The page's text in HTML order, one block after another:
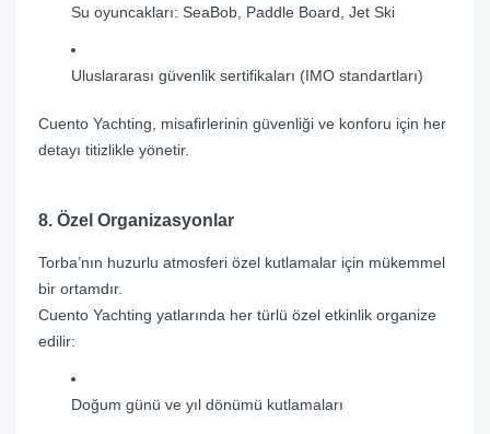
Su oyuncakları: SeaBob, Paddle Board, Jet Ski
Uluslararası güvenlik sertifikaları (IMO standartları)
Cuento Yachting, misafirlerinin güvenliği ve konforu için her
detayı titizlikle yönetir.
8. Özel Organizasyonlar
Torba’nın huzurlu atmosferi özel kutlamalar için mükemmel
bir ortamdır.
Cuento Yachting yatlarında her türlü özel etkinlik organize
edilir:
Doğum günü ve yıl dönümü kutlamaları